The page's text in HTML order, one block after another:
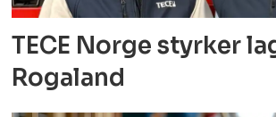
TECE Norge styrker
Rogaland